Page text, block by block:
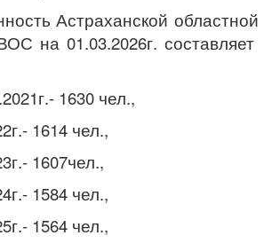
Астраханской областной
на 01.03.2026г. составляет
1630 чел.,
1614 чел.,
1607чел.,
1584 чел.,
1564 чел.,